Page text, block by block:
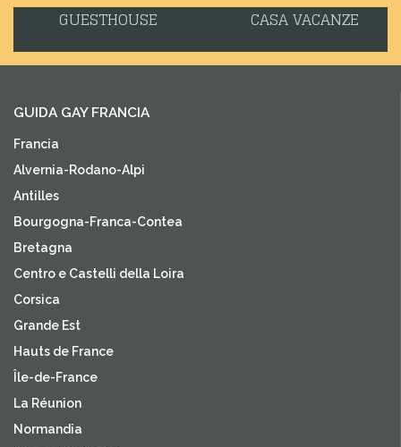
GUESTHOUSE CASA VACANZE
GUIDA GAY FRANCIA
Francia
Alvernia-Rodano-Alpi
Antilles
Bourgogna-Franca-Contea
Bretagna
Centro e Castelli della Loira
Corsica
Grande Est
Hauts de France
Île-de-France
La Réunion
Normandia